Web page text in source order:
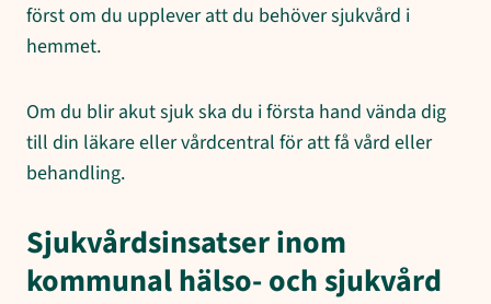
först om du upplever att du behöver sjukvård i
hemmet.
Om du blir akut sjuk ska du i första hand vända dig
till din läkare eller vårdcentral för att få vård eller
behandling.
Sjukvårdsinsatser inom
kommunal hälso- och sjukvård